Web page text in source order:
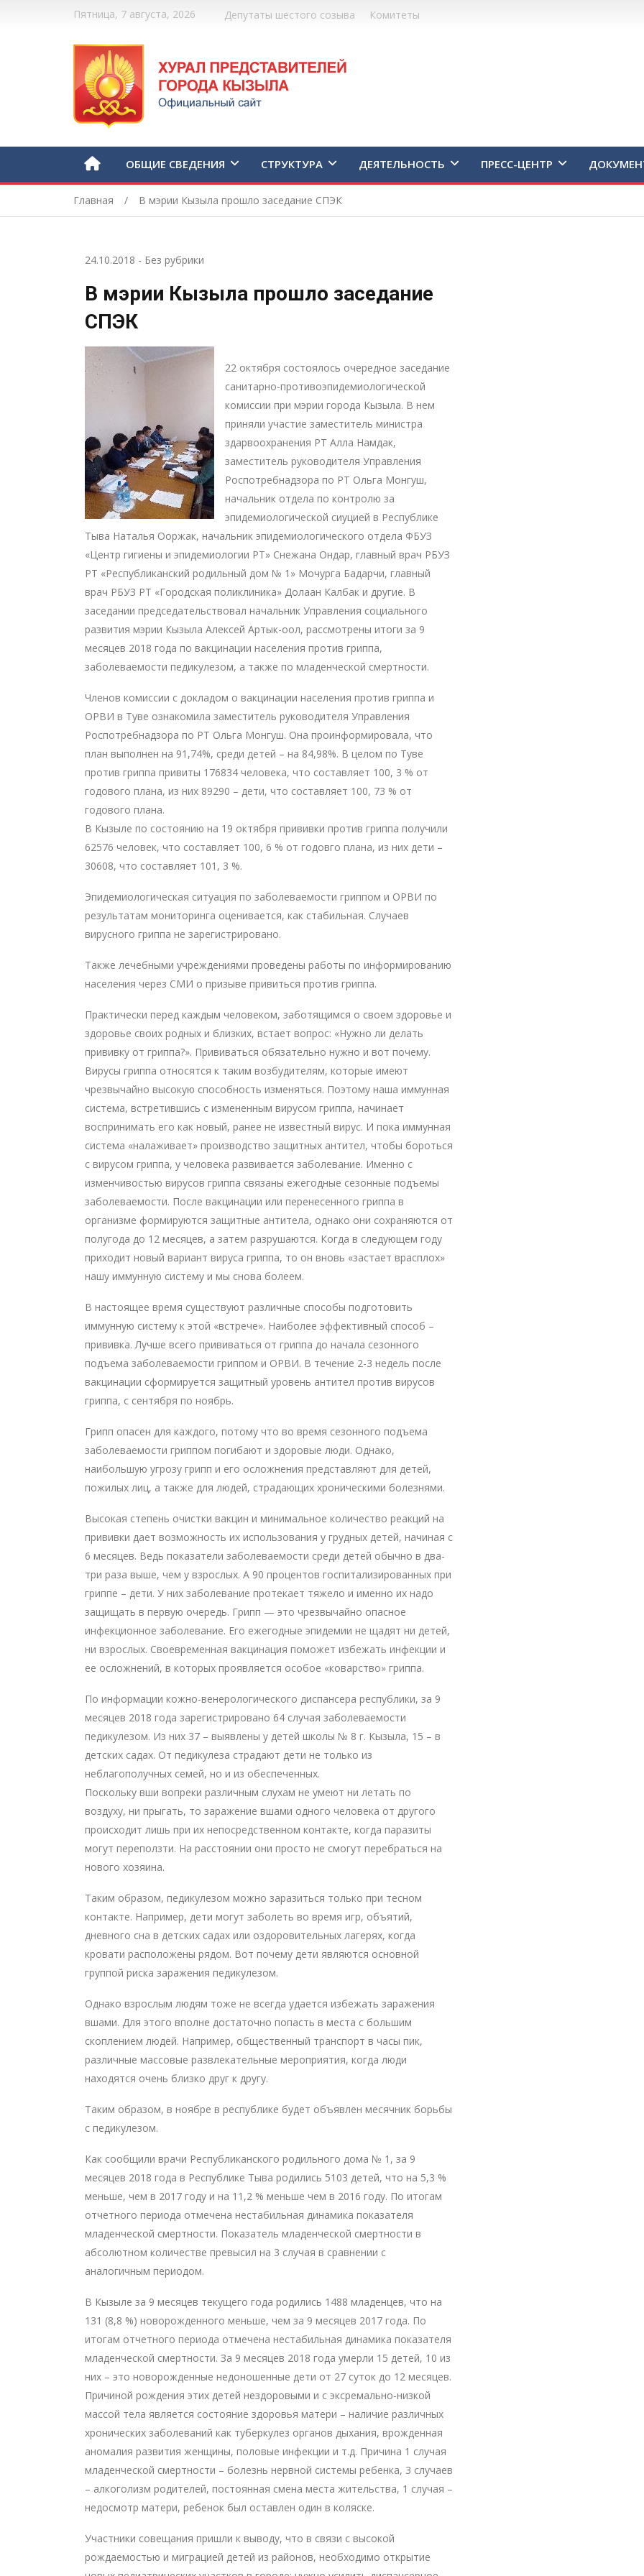
Пятница, 7 августа, 2026 Депутаты шестого созыва Комитеты
ОБЩИЕ СВЕДЕНИЯ СТРУКТУРА ДЕЯТЕЛЬНОСТЬ ПРЕСС-ЦЕНТР
Главная В мэрии Кызыла прошло заседание СПЭК
24.10.2018 - Без рубрики
В мэрии Кызыла прошло заседание
СПЭК
22 октября состоялось очередное заседание
санитарно-противоэпидемиологической
комиссии при мэрии города Кызыла. В нем
приняли участие заместитель министра
здарвоохранения РТ Алла Намдак,
заместитель руководителя Управления
Роспотребнадзора по РТ Ольга Монгуш,
начальник отдела по контролю за
эпидемиологической сиуцией в Республике
Тыва Наталья Ооржак, начальник эпидемиологического отдела ФБУЗ
«Центр гигиены и эпидемиологии РТ» Снежана Ондар, главный врач РБУЗ
РТ «Республиканский родильный дом № 1» Мочурга Бадарчи, главный
врач РБУЗ РТ «Городская поликлиника» Долаан Калбак и другие. В
заседании председательствовал начальник Управления социального
развития мэрии Кызыла Алексей Артык-оол, рассмотрены итоги за 9
месяцев 2018 года по вакцинации населения против гриппа,
заболеваемости педикулезом, а также по младенческой смертности.
Членов комиссии с докладом о вакцинации населения против гриппа и
ОРВИ в Туве ознакомила заместитель руководителя Управления
Роспотребнадзора по РТ Ольга Монгуш. Она проинформировала, что
план выполнен на 91,74%, среди детей – на 84,98%. В целом по Туве
против гриппа привиты 176834 человека, что составляет 100, 3 % от
годового плана, из них 89290 – дети, что составляет 100, 73 % от
годового плана.
В Кызыле по состоянию на 19 октября прививки против гриппа получили
62576 человек, что составляет 100, 6 % от годовго плана, из них дети –
30608, что составляет 101, 3 %.
Эпидемиологическая ситуация по заболеваемости гриппом и ОРВИ по
результатам мониторинга оценивается, как стабильная. Случаев
вирусного гриппа не зарегистрировано.
Также лечебными учреждениями проведены работы по информированию
населения через СМИ о призыве привиться против гриппа.
Практически перед каждым человеком, заботящимся о своем здоровье и
здоровье своих родных и близких, встает вопрос: «Нужно ли делать
прививку от гриппа?». Прививаться обязательно нужно и вот почему.
Вирусы гриппа относятся к таким возбудителям, которые имеют
чрезвычайно высокую способность изменяться. Поэтому наша иммунная
система, встретившись с измененным вирусом гриппа, начинает
воспринимать его как новый, ранее не известный вирус. И пока иммунная
система «налаживает» производство защитных антител, чтобы бороться
с вирусом гриппа, у человека развивается заболевание. Именно с
изменчивостью вирусов гриппа связаны ежегодные сезонные подъемы
заболеваемости. После вакцинации или перенесенного гриппа в
организме формируются защитные антитела, однако они сохраняются от
полугода до 12 месяцев, а затем разрушаются. Когда в следующем году
приходит новый вариант вируса гриппа, то он вновь «застает врасплох»
нашу иммунную систему и мы снова болеем.
В настоящее время существуют различные способы подготовить
иммунную систему к этой «встрече». Наиболее эффективный способ –
прививка. Лучше всего прививаться от гриппа до начала сезонного
подъема заболеваемости гриппом и ОРВИ. В течение 2-3 недель после
вакцинации сформируется защитный уровень антител против вирусов
гриппа, с сентября по ноябрь.
Грипп опасен для каждого, потому что во время сезонного подъема
заболеваемости гриппом погибают и здоровые люди. Однако,
наибольшую угрозу грипп и его осложнения представляют для детей,
пожилых лиц, а также для людей, страдающих хроническими болезнями.
Высокая степень очистки вакцин и минимальное количество реакций на
прививки дает возможность их использования у грудных детей, начиная с
6 месяцев. Ведь показатели заболеваемости среди детей обычно в два-
три раза выше, чем у взрослых. А 90 процентов госпитализированных при
гриппе – дети. У них заболевание протекает тяжело и именно их надо
защищать в первую очередь. Грипп — это чрезвычайно опасное
инфекционное заболевание. Его ежегодные эпидемии не щадят ни детей,
ни взрослых. Своевременная вакцинация поможет избежать инфекции и
ее осложнений, в которых проявляется особое «коварство» гриппа.
По информации кожно-венерологического диспансера республики, за 9
месяцев 2018 года зарегистрировано 64 случая заболеваемости
педикулезом. Из них 37 – выявлены у детей школы № 8 г. Кызыла, 15 – в
детских садах. От педикулеза страдают дети не только из
неблагополучных семей, но и из обеспеченных.
Поскольку вши вопреки различным слухам не умеют ни летать по
воздуху, ни прыгать, то заражение вшами одного человека от другого
происходит лишь при их непосредственном контакте, когда паразиты
могут переползти. На расстоянии они просто не смогут перебраться на
нового хозяина.
Таким образом, педикулезом можно заразиться только при тесном
контакте. Например, дети могут заболеть во время игр, объятий,
дневного сна в детских садах или оздоровительных лагерях, когда
кровати расположены рядом. Вот почему дети являются основной
группой риска заражения педикулезом.
Однако взрослым людям тоже не всегда удается избежать заражения
вшами. Для этого вполне достаточно попасть в места с большим
скоплением людей. Например, общественный транспорт в часы пик,
различные массовые развлекательные мероприятия, когда люди
находятся очень близко друг к другу.
Таким образом, в ноябре в республике будет объявлен месячник борьбы
с педикулезом.
Как сообщили врачи Республиканского родильного дома № 1, за 9
месяцев 2018 года в Республике Тыва родились 5103 детей, что на 5,3 %
меньше, чем в 2017 году и на 11,2 % меньше чем в 2016 году. По итогам
отчетного периода отмечена нестабильная динамика показателя
младенческой смертности. Показатель младенческой смертности в
абсолютном количестве превысил на 3 случая в сравнении с
аналогичным периодом.
В Кызыле за 9 месяцев текущего года родились 1488 младенцев, что на
131 (8,8 %) новорожденного меньше, чем за 9 месяцев 2017 года. По
итогам отчетного периода отмечена нестабильная динамика показателя
младенческой смертности. За 9 месяцев 2018 года умерли 15 детей, 10 из
них – это новорожденные недоношенные дети от 27 суток до 12 месяцев.
Причиной рождения этих детей нездоровыми и с эксремально-низкой
массой тела является состояние здоровья матери – наличие различных
хронических заболеваний как туберкулез органов дыхания, врожденная
аномалия развития женщины, половые инфекции и т.д. Причина 1 случая
младенческой смертности – болезнь нервной системы ребенка, 3 случаев
– алкоголизм родителей, постоянная смена места жительства, 1 случая –
недосмотр матери, ребенок был оставлен один в коляске.
Участники совещания пришли к выводу, что в связи с высокой
рождаемостью и миграцией детей из районов, необходимо открытие